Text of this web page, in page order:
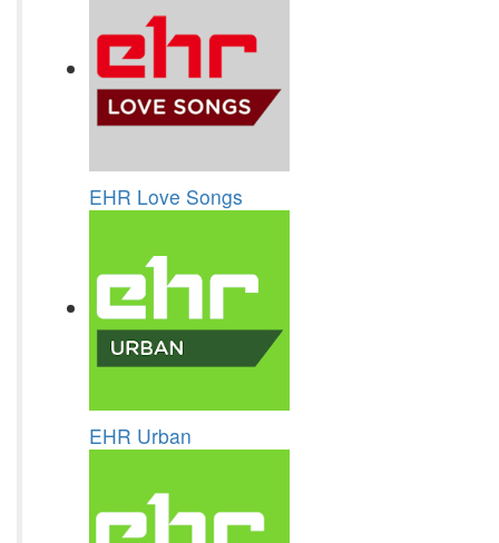
EHR Love Songs
EHR Urban